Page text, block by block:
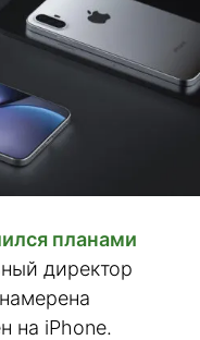
планами
директор
на iPhone.